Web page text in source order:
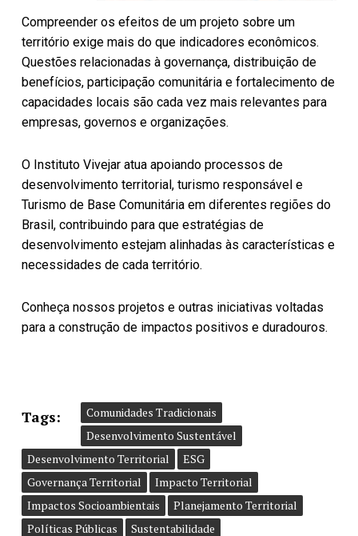
Compreender os efeitos de um projeto sobre um
território exige mais do que indicadores econômicos.
Questões relacionadas à governança, distribuição de
benefícios, participação comunitária e fortalecimento de
capacidades locais são cada vez mais relevantes para
empresas, governos e organizações.
O Instituto Vivejar atua apoiando processos de
desenvolvimento territorial, turismo responsável e
Turismo de Base Comunitária em diferentes regiões do
Brasil, contribuindo para que estratégias de
desenvolvimento estejam alinhadas às características e
necessidades de cada território.
Conheça nossos projetos e outras iniciativas voltadas
para a construção de impactos positivos e duradouros.
Tags:
Comunidades Tradicionais
Desenvolvimento Sustentável
Desenvolvimento Territorial
ESG
Governança Territorial
Impacto Territorial
Impactos Socioambientais
Planejamento Territorial
Políticas Públicas
Sustentabilidade